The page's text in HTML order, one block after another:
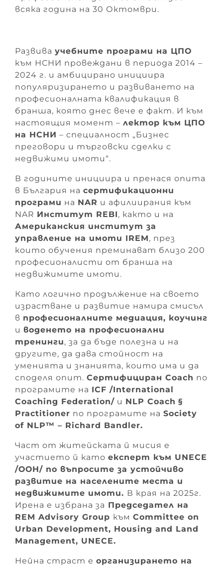
всяка година на 30 Октомври.
Развива учебните програми на ЦПО
към НСНИ провеждани в периода 2014 –
2024 г. и амбицирано инициира
популяризирането и развиването на
професионалната квалификация в
бранша, която днес вече е факт. И към
настоящия момент – лектор към ЦПО
на НСНИ – специалност „Бизнес
преговори и търговски сделки с
недвижими имоти“.
В годините инициира и пренася опита
в България на сертификационни
програми на NAR и афилиирания към
NAR Институт REBI, както и на
Американския институт за
управление на имоти IREM, през
които обучения преминават близо 200
професионалисти от бранша на
недвижимите имоти.
Като логично продължение на своето
израстване и развитие намира смисъл
в професионалните медиация, коучинг
и воденето на професионални
тренинги, за да бъде полезна и на
другите, да дава стойност на
уменията и знанията, които има и да
споделя опит. Сертифициран Coach по
програмите на ICF /International
Coaching Federation/ и NLP Coach §
Practitioner по програмите на Society
of NLP™ – Richard Bandler.
Част от житейската й мисия е
участието й като експерт към UNECE
/ООН/ по въпросите за устойчиво
развитие на населените места и
недвижимите имоти. В края на 2025г.
Ирена е избрана за Председател на
REM Advisory Group към Committee on
Urban Development, Housing and Land
Management, UNECE.
Нейна страст e организирането на